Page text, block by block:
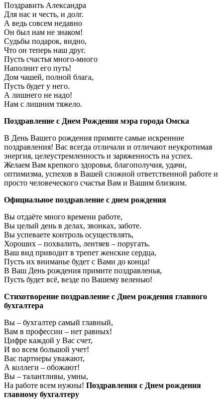
Поздравить Александра
Для нас и честь, и долг.
А ведь совсем недавно
Он был нам не знаком!
Судьбы подарок, видно,
Что он теперь наш друг.
Пусть счастья много-много
Наполнит его путь!
Дом чашей, полной блага,
Пусть будет у него.
А лишнего не надо!
Нам с лишним тяжело.
Поздравление с Днем Рождения мэра города Омска
В День Вашего рождения примите самые искренние
поздравления! Вас всегда отличали и отличают неукротимая
энергия, целеустремленность и заряженность на успех.
Желаем Вам крепкого здоровья, благополучия, удачи,
оптимизма, успехов в Вашей сложной ответственной работе и
просто человеческого счастья Вам и Вашим близким.
Официальное поздравление с днем рождения
Вы отдаёте много времени работе,
Вы целый день в делах, звонках, заботе.
Вы успеваете контроль осуществлять,
Хороших – похвалить, лентяев – поругать.
Ваш вид приводит в трепет женские сердца,
Пусть их вниманье будет с Вами до конца!
В Ваш День рождения примите поздравленья,
Пусть будет всё, везде по Вашему веленью!
Стихотворение поздравление с Днем рождения главного
бухгалтера
Вы – бухгалтер самый главный,
Вам в профессии – нет равных!
Цифре каждой у Вас счет,
И во всем большой учет!
Вас партнеры уважают,
А коллеги – обожают!
Вы – талантливы, умны,
На работе всем нужны! Поздравления с Днем рождения
главному бухгалтеру